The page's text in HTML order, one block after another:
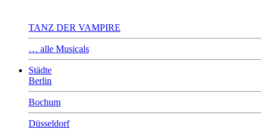
TANZ DER VAMPIRE
… alle Musicals
Städte
Berlin
Bochum
Düsseldorf